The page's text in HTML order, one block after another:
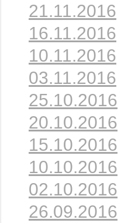
21.11.2016
16.11.2016
10.11.2016
03.11.2016
25.10.2016
20.10.2016
15.10.2016
10.10.2016
02.10.2016
26.09.2016